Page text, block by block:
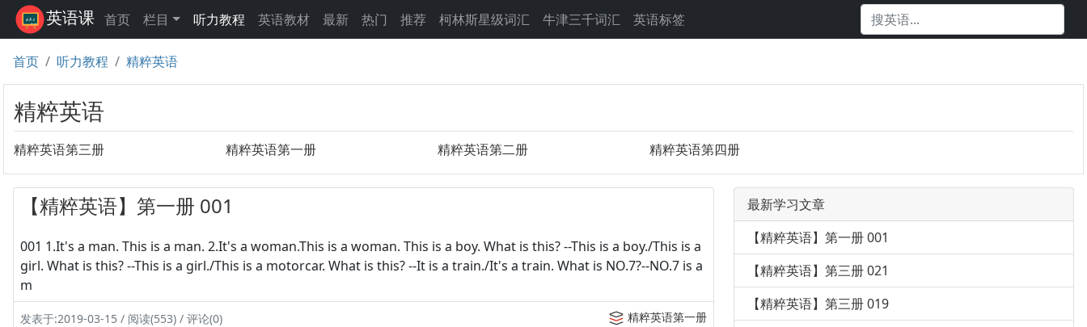
英语课 首页 栏目 听力教程 英语教材 最新 热门 推荐 柯林斯星级词汇 牛津三千词汇 英语标签
首页 听力教程 精粹英语
精粹英语
精粹英语第三册 精粹英语第一册 精粹英语第二册 精粹英语第四册
【精粹英语】第一册 001
001 1.It's a man. This is a man. 2.It's a woman.This is a woman. This is a boy. What is this? --This is a boy./This is a
girl. What is this? --This is a girl./This is a motorcar. What is this? --It is a train./It's a train. What is NO.7?--NO.7 is a
m
发表于:2019-03-15 / 阅读(553) / 评论(0) 精粹英语第一册
最新学习文章
【精粹英语】第一册 001
【精粹英语】第三册 021
【精粹英语】第三册 019